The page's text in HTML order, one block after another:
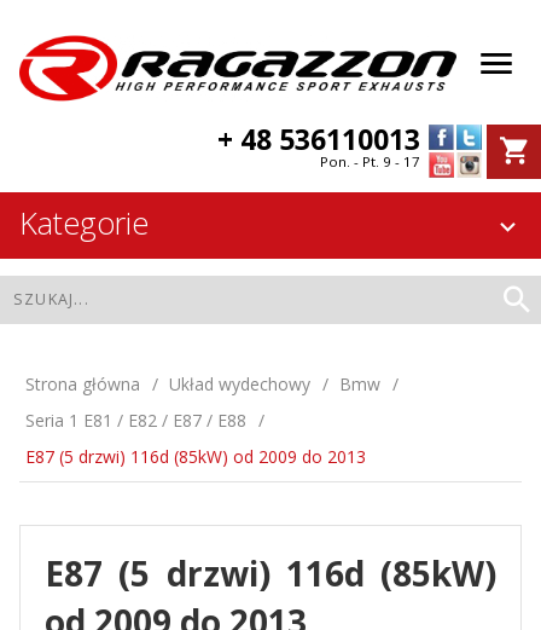
+ 48 536110013
Pon. - Pt. 9 - 17
Kategorie
Strona główna Układ wydechowy
Bmw
Seria 1 E81 / E82 / E87 / E88
E87 (5 drzwi) 116d (85kW) od 2009 do 2013
E87 (5 drzwi) 116d (85kW)